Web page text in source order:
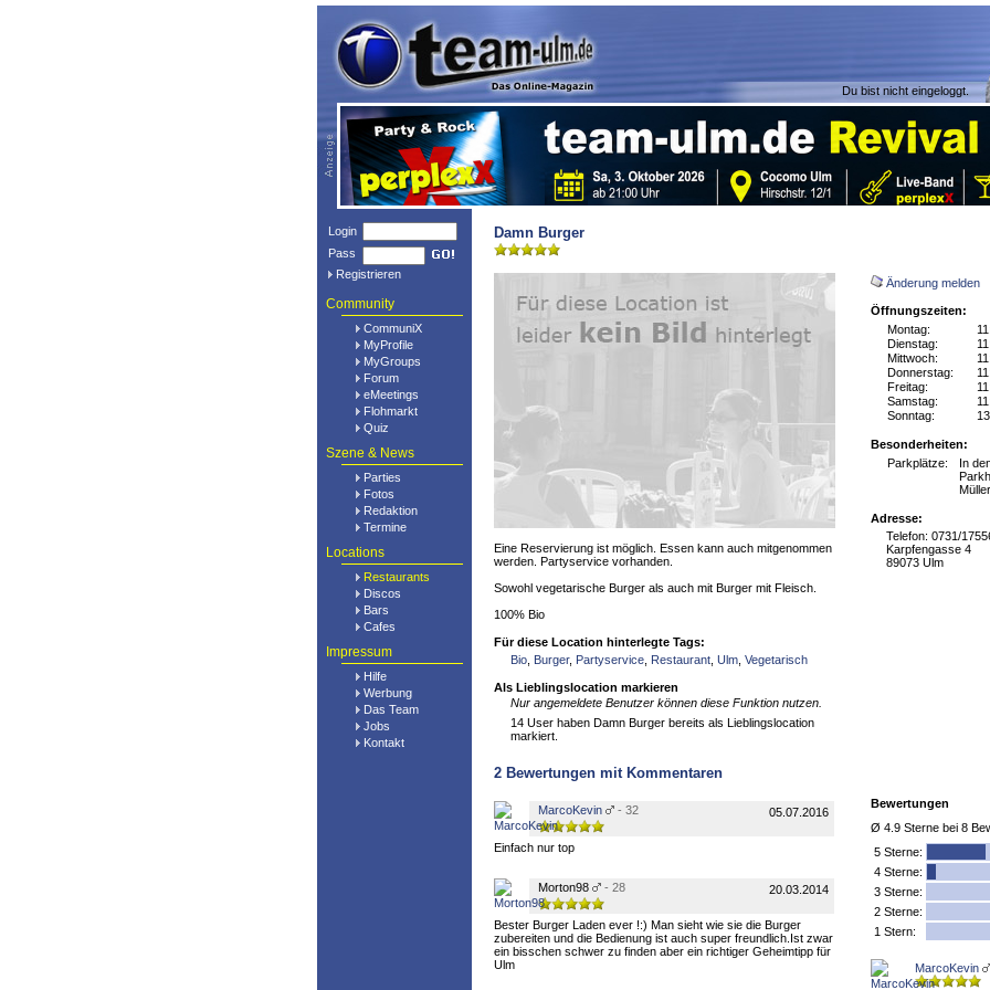
Du bist nicht eingeloggt.
Login
Pass
Registrieren
Community
CommuniX
MyProfile
MyGroups
Forum
eMeetings
Flohmarkt
Quiz
Szene & News
Parties
Fotos
Redaktion
Termine
Locations
Restaurants
Discos
Bars
Cafes
Impressum
Hilfe
Werbung
Das Team
Jobs
Kontakt
Damn Burger
Änderung melden
Öffnungszeiten:
Montag:
Dienstag:
Mittwoch:
Donnerstag:
Freitag:
Samstag:
Sonntag:
Besonderheiten:
Parkplätze:
In
Adresse:
Telefon: 0731/
Karpfengasse 4
89073 Ulm
Bewertungen
Ø 4.9 Sterne bei 8
5 Sterne:
4 Sterne:
3 Sterne:
2 Sterne:
1 Stern:
MarcoKevin
Eine Reservierung ist möglich. Essen kann auch mitgenommen
werden. Partyservice vorhanden.
Sowohl vegetarische Burger als auch mit Burger mit Fleisch.
100% Bio
Für diese Location hinterlegte Tags:
Bio Burger, Partyservice Restaurant Ulm Vegetarisch
Als Lieblingslocation markieren
Nur angemeldete Benutzer können diese Funktion nutzen.
14 User haben Damn Burger bereits als Lieblingslocation
markiert.
2 Bewertungen mit Kommentaren
MarcoKevin - 32 05.07.2016
Einfach nur top
Morton98 - 28 20.03.2014
Bester Burger Laden ever !:) Man sieht wie sie die Burger
zubereiten und die Bedienung ist auch super freundlich.Ist zwar
ein bisschen schwer zu finden aber ein richtiger Geheimtipp für
Ulm